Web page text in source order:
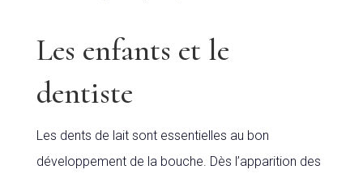
Les enfants et le
dentiste
Les dents de lait sont essentielles au bon
développement de la bouche. Dès l’apparition des